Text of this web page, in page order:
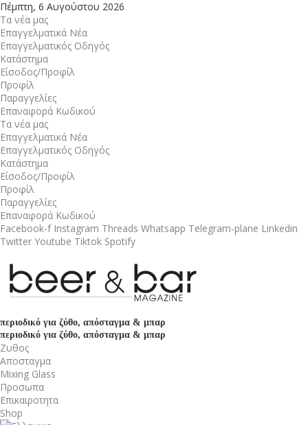
Πέμπτη, 6 Αυγούστου 2026
Τα νέα μας
Επαγγελματικά Νέα
Επαγγελματικός Οδηγός
Κατάστημα
Είσοδος/Προφίλ
Προφίλ
Παραγγελίες
Επαναφορά Κωδικού
Τα νέα μας
Επαγγελματικά Νέα
Επαγγελματικός Οδηγός
Κατάστημα
Είσοδος/Προφίλ
Προφίλ
Παραγγελίες
Επαναφορά Κωδικού
Facebook-f Instagram Threads Whatsapp Telegram-plane Linkedin
Twitter Youtube Tiktok Spotify
περιοδικό για ζύθο, απόσταγμα & μπαρ
περιοδικό για ζύθο, απόσταγμα & μπαρ
Ζυθος
Αποσταγμα
Mixing Glass
Προσωπα
Επικαιροτητα
Shop